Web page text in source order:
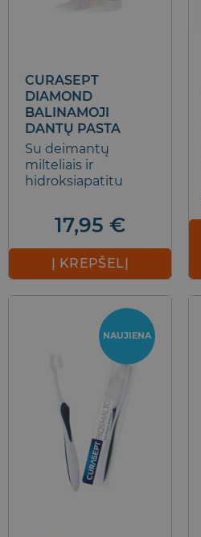
CURASEPT
DIAMOND
BALINAMOJI
DANTŲ PASTA
Su deimantų
milteliais ir
hidroksiapatitu
17,95 €
Į KREPŠELĮ
NAUJIENA